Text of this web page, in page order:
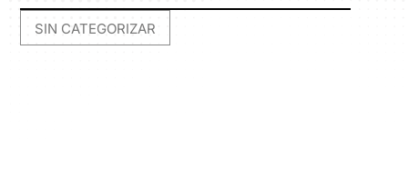
SIN CATEGORIZAR